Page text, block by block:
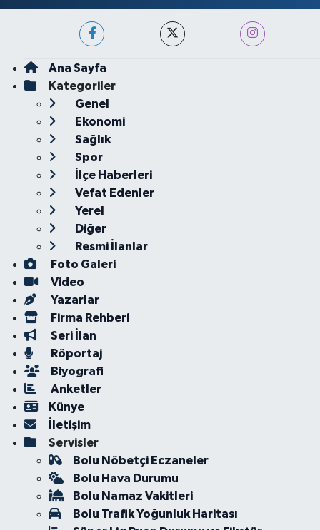
Ana Sayfa
Kategoriler
Genel
Ekonomi
Sağlık
Spor
İlçe Haberleri
Vefat Edenler
Yerel
Diğer
Resmi İlanlar
Foto Galeri
Video
Yazarlar
Firma Rehberi
Seri İlan
Röportaj
Biyografi
Anketler
Künye
İletişim
Servisler
Bolu Nöbetçi Eczaneler
Bolu Hava Durumu
Bolu Namaz Vakitleri
Bolu Trafik Yoğunluk Haritası